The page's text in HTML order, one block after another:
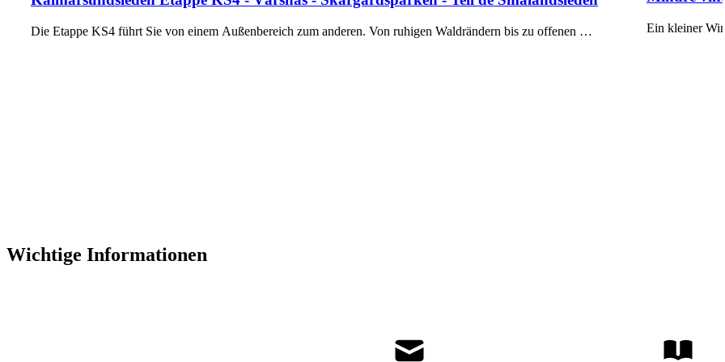
Die Etappe KS4 führt Sie von einem Außenbereich zum anderen. Von ruhigen Waldrändern bis zu offenen … Ein kleiner
Wichtige Informationen